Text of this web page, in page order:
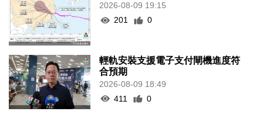
2026-08-09 19:15
201
0
輕軌安裝支援電子支付閘機進度符
合預期
2026-08-09 18:49
411
0